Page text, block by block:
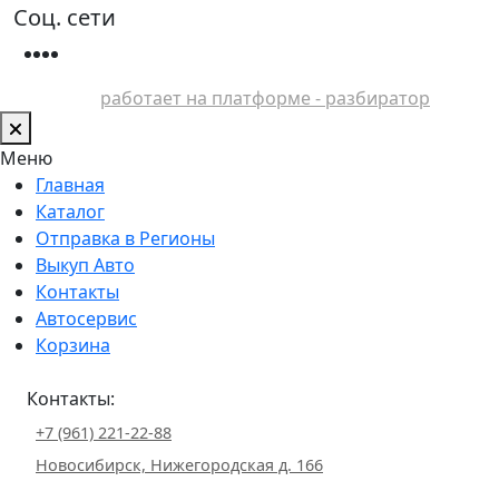
Соц. сети
работает на платформе - разбиратор
Меню
Главная
Каталог
Отправка в Регионы
Выкуп Авто
Контакты
Автосервис
Корзина
Контакты:
+7 (961) 221-22-88
Новосибирск, Нижегородская д. 166